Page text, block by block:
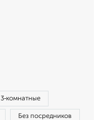
3‑комнатные
Без посредников